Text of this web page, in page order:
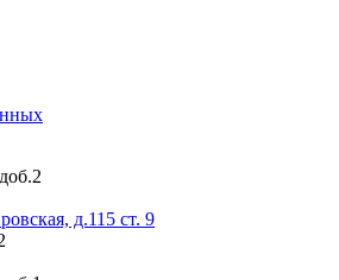
д.115 ст. 9